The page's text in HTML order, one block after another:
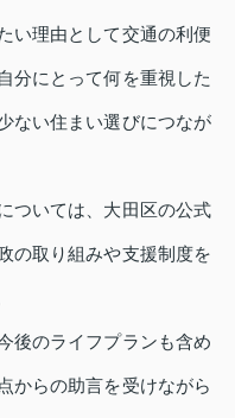
い理由として交通の利便
分にとって何を重視した
ない住まい選びにつなが
ついては、大田区の公式
の取り組みや支援制度を
後のライフプランも含め
からの助言を受けながら